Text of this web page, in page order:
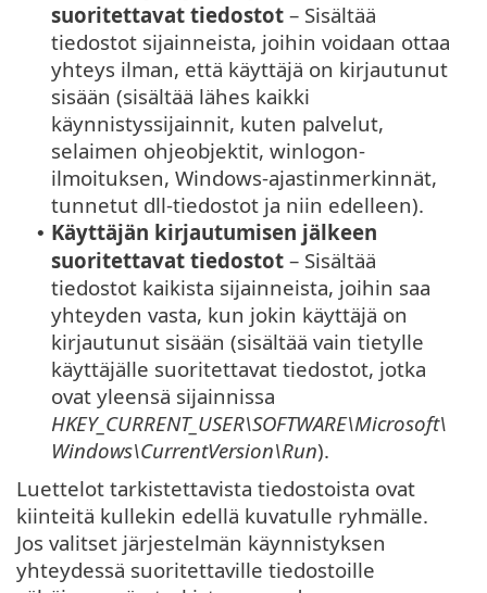
suoritettavat tiedostot – Sisältää
tiedostot sijainneista, joihin voidaan ottaa
yhteys ilman, että käyttäjä on kirjautunut
sisään (sisältää lähes kaikki
käynnistyssijainnit, kuten palvelut,
selaimen ohjeobjektit, winlogon-
ilmoituksen, Windows-ajastinmerkinnät,
tunnetut dll-tiedostot ja niin edelleen).
• Käyttäjän kirjautumisen jälkeen
suoritettavat tiedostot – Sisältää
tiedostot kaikista sijainneista, joihin saa
yhteyden vasta, kun jokin käyttäjä on
kirjautunut sisään (sisältää vain tietylle
käyttäjälle suoritettavat tiedostot, jotka
ovat yleensä sijainnissa
HKEY_CURRENT_USER\SOFTWARE\Microsoft\
Windows\CurrentVersion\Run).
Luettelot tarkistettavista tiedostoista ovat
kiinteitä kullekin edellä kuvatulle ryhmälle.
Jos valitset järjestelmän käynnistyksen
yhteydessä suoritettaville tiedostoille